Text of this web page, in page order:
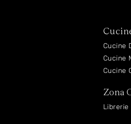
Cucine
Cucine
Cucine
Zona
Librerie